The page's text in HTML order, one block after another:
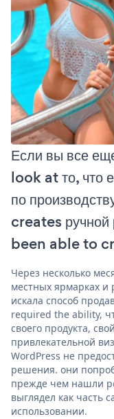
Если вы все
look at то, что
по
creates ручной
been able to
Через несколько
местных ярмарках и
искала способ
required the ability,
своего продукта,
привлекательной
WordPress не
решения. они
прежде чем нашли
выглядел как часть
использовании.